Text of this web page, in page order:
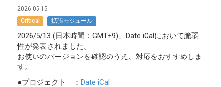
2026-05-15
Critical
拡張モジュール
2026/5/13 (日本時間：GMT+9)、Date iCalにおいて脆弱
性が発表されました。
お使いのバージョンを確認のうえ、対応をおすすめしま
す。
●プロジェクト ： Date iCal